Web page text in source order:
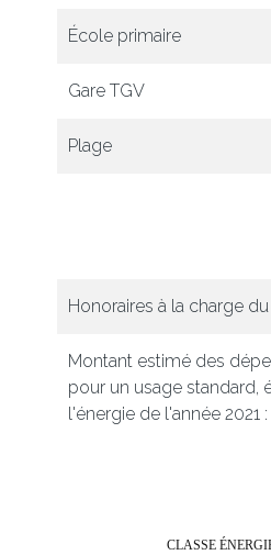
École primaire
Gare TGV
Plage
Honoraires à la charge
Montant estimé des
pour un usage standard,
l'énergie de l'année 2021